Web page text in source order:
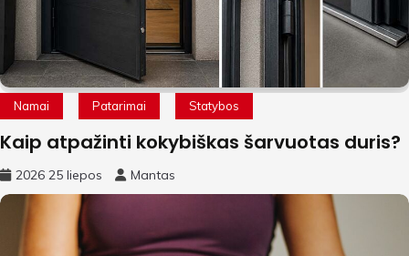
Namai Patarimai Statybos
Kaip atpažinti kokybiškas šarvuotas duris?
2026 25 liepos Mantas